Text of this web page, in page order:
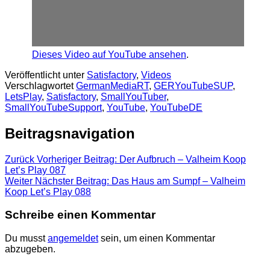
Dieses Video auf YouTube ansehen.
Veröffentlicht unter Satisfactory, Videos
VerschlagwortetGermanMediaRT, GERYouTubeSUP,
LetsPlay, Satisfactory, SmallYouTuber,
SmallYouTubeSupport, YouTube, YouTubeDE
Beitragsnavigation
Zurück Vorheriger Beitrag: Der Aufbruch – Valheim Koop
Let’s Play 087
Weiter Nächster Beitrag: Das Haus am Sumpf – Valheim
Koop Let’s Play 088
Schreibe einen Kommentar
Du musstangemeldetsein, um einen Kommentar
abzugeben.